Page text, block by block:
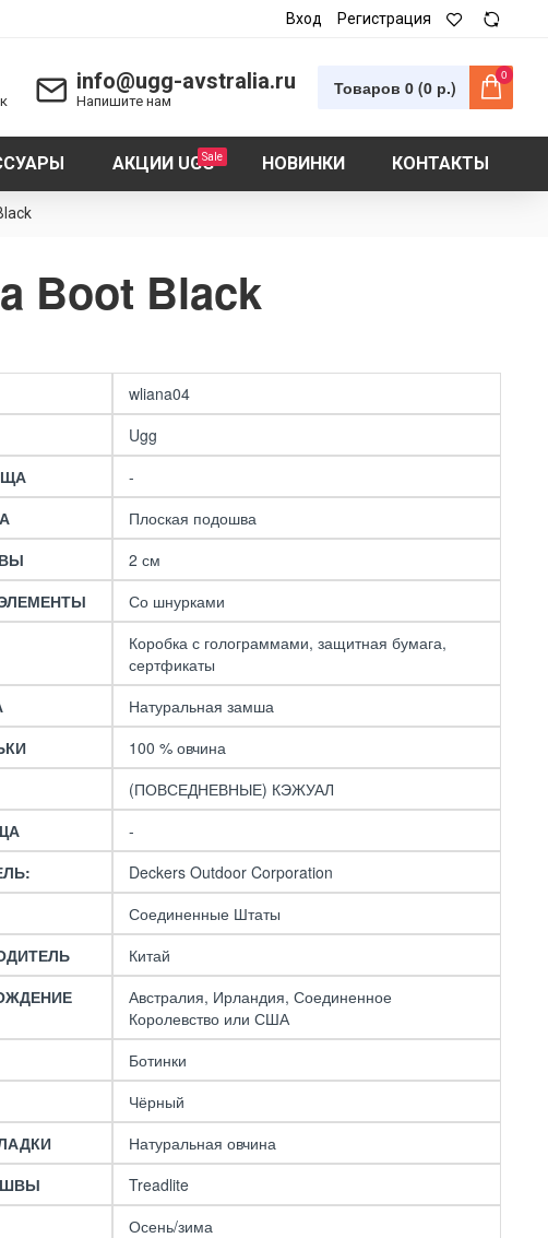
Вход Регистрация
info@ugg-avstralia.ru
Напишите нам
Товаров 0 (0 р.)
0
АКЦИИ UGGSale НОВИНКИ КОНТАКТЫ
Boot Black
Black
11490 р. 21490 р.
wliana04
Ugg
-
Плоская подошва
2 см
Со шнурками
Коробка с голограммами, защитная бумага,
сертфикаты
Натуральная замша
100 % овчина
(ПОВСЕДНЕВНЫЕ) КЭЖУАЛ
-
Deckers Outdoor Corporation
Соединенные Штаты
Китай
Австралия, Ирландия, Соединенное
Королевство или США
Ботинки
Чёрный
Натуральная овчина
Treadlite
Осень/зима